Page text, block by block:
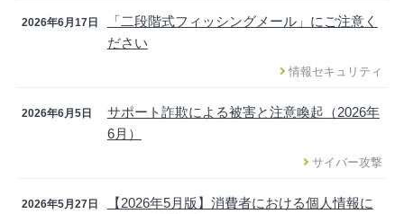
2026年6月17日
「二段階式フィッシングメール」にご注意く
ださい
情報セキュリティ
2026年6月5日
サポート詐欺による被害と注意喚起（2026年
6月）
サイバー攻撃
2026年5月27日
【2026年5月版】消費者における個人情報に